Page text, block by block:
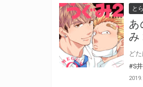
と
あ
み
#S